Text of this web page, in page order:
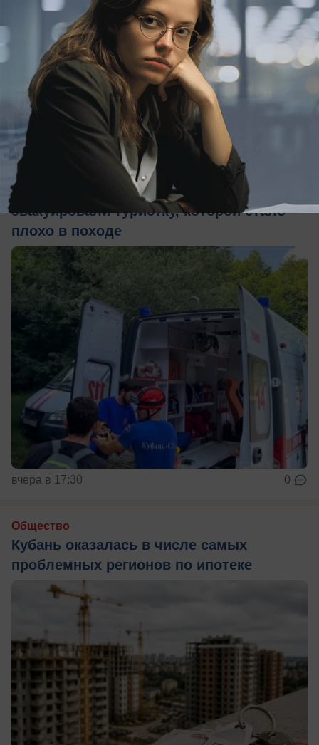
вчера в 18:10
Общество
В Краснодарском крае спасатели
эвакуировали туристку, которой стало
плохо в походе
вчера в 17:30 0
Общество
Кубань оказалась в числе самых
проблемных регионов по ипотеке